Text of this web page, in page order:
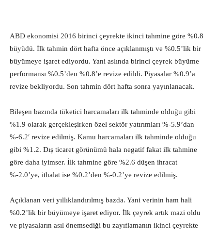
ABD ekonomisi 2016 birinci çeyrekte ikinci tahmine göre %0.8
büyüdü. İlk tahmin dört hafta önce açıklanmıştı ve %0.5’lik bir
büyümeye işaret ediyordu. Yani aslında birinci çeyrek büyüme
performansı %0.5’den %0.8’e revize edildi. Piyasalar %0.9’a
revize bekliyordu. Son tahmin dört hafta sonra yayınlanacak.
Bileşen bazında tüketici harcamaları ilk tahminde olduğu gibi
%1.9 olarak gerçekleşirken özel sektör yatırımları %-5.9’dan
%-6.2′ revize edilmiş. Kamu harcamaları ilk tahminde olduğu
gibi %1.2. Dış ticaret görünümü hala negatif fakat ilk tahmine
göre daha iyimser. İlk tahmine göre %2.6 düşen ihracat
%-2.0’ye, ithalat ise %0.2’den %-0.2’ye revize edilmiş.
Açıklanan veri yıllıklandırılmış bazda. Yani verinin ham hali
%0.2’lik bir büyümeye işaret ediyor. İlk çeyrek artık mazi oldu
ve piyasaların asıl önemsediği bu zayıflamanın ikinci çeyrekte